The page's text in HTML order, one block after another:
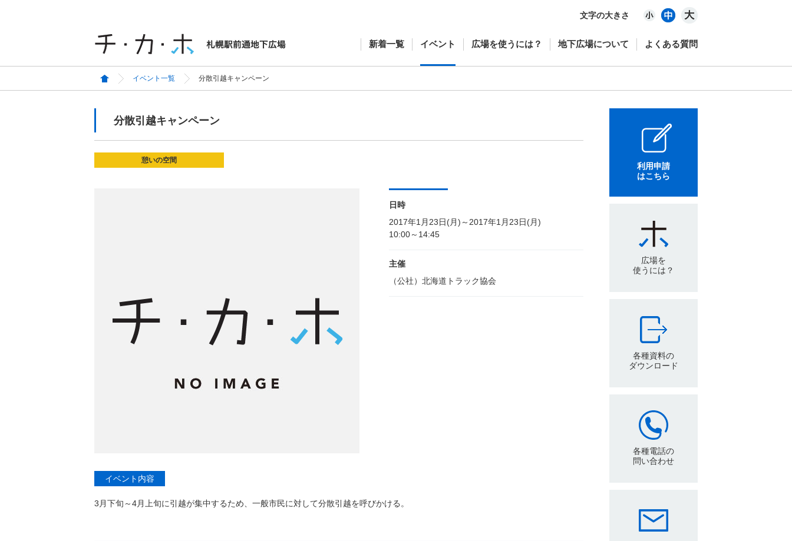
文字の大きさ
新着一覧 イベント 広場を使うには？ 地下広場について よくある質問
イベント一覧 分散引越キャンペーン
分散引越キャンペーン
憩いの空間
日時
2017年1月23日(月)～2017年1月23日(月)
10:00～14:45
主催
（公社）北海道トラック協会
イベント内容
3月下旬～4月上旬に引越が集中するため、一般市民に対して分散引越を呼びかける。
利用申請
はこちら
広場を
使うには？
各種資料の
ダウンロード
各種電話の
問い合わせ